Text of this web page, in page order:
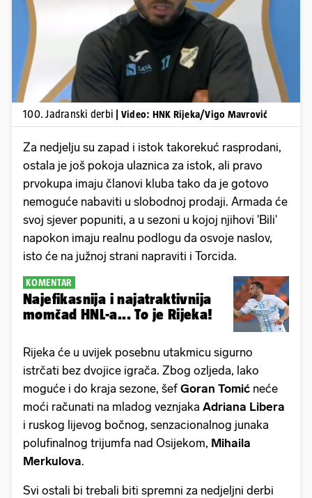
Pokretanje videa...
100. Jadranski derbi | Video: HNK Rijeka/Vigo Mavrović
Za nedjelju su zapad i istok takorekuć rasprodani,
ostala je još pokoja ulaznica za istok, ali pravo
prvokupa imaju članovi kluba tako da je gotovo
nemoguće nabaviti u slobodnoj prodaji. Armada će
svoj sjever popuniti, a u sezoni u kojoj njihovi 'Bili'
napokon imaju realnu podlogu da osvoje naslov,
isto će na južnoj strani napraviti i Torcida.
KOMENTAR
Najefikasnija i najatraktivnija
momčad HNL-a... To je Rijeka!
Rijeka će u uvijek posebnu utakmicu sigurno
istrčati bez dvojice igrača. Zbog ozljeda, lako
moguće i do kraja sezone, šef Goran Tomić neće
moći računati na mladog veznjaka Adriana Libera
i ruskog lijevog bočnog, senzacionalnog junaka
polufinalnog trijumfa nad Osijekom, Mihaila
Merkulova.
Svi ostali bi trebali biti spremni za nedjeljni derbi